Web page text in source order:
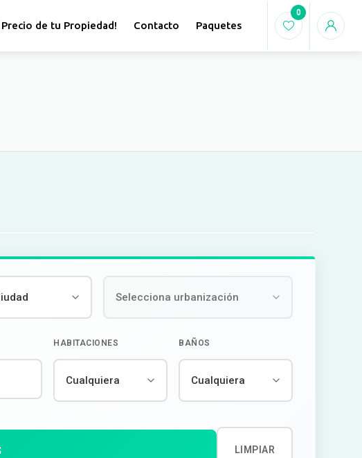
de tu Propiedad! Contacto Paquetes
0
HABITACIONES BAÑOS
LIMPIAR